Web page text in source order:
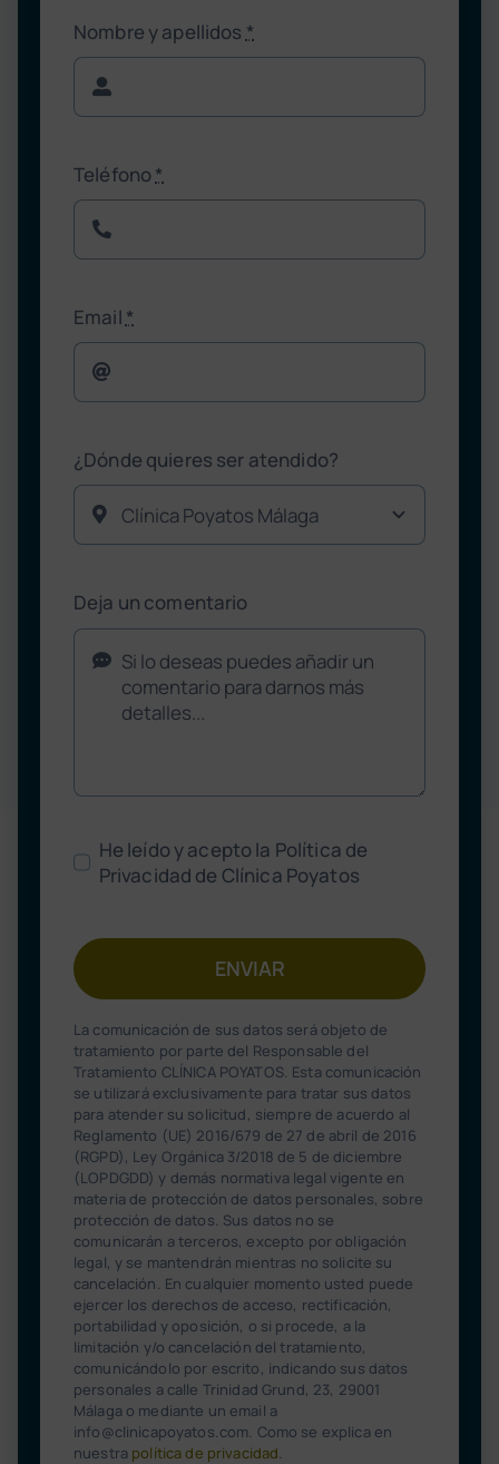
Nombre y apellidos *
Teléfono*
Email *
¿Dónde quieres ser atendido?
Deja un comentario
He leído y acepto la Política de
Privacidad de Clínica Poyatos
ENVIAR
La comunicación de sus datos será objeto de
tratamiento por parte del Responsable del
Tratamiento CLÍNICA POYATOS. Esta comunicación
se utilizará exclusivamente para tratar sus datos
para atender su solicitud, siempre de acuerdo al
Reglamento (UE) 2016/679 de 27 de abril de 2016
(RGPD), Ley Orgánica 3/2018 de 5 de diciembre
(LOPDGDD) y demás normativa legal vigente en
materia de protección de datos personales, sobre
protección de datos. Sus datos no se
comunicarán a terceros, excepto por obligación
legal, y se mantendrán mientras no solicite su
cancelación. En cualquier momento usted puede
ejercer los derechos de acceso, rectificación,
portabilidad y oposición, o si procede, a la
limitación y/o cancelación del tratamiento,
comunicándolo por escrito, indicando sus datos
personales a calle Trinidad Grund, 23, 29001
Málaga o mediante un email a
info@clinicapoyatos.com. Como se explica en
nuestra política de privacidad